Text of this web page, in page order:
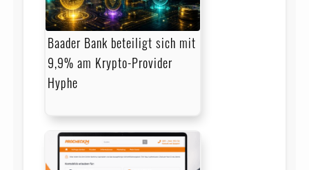
Baader Bank beteiligt sich mit
9,9% am Krypto-Provider
Hyphe